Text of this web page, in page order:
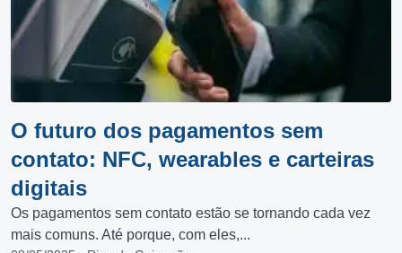
O futuro dos pagamentos sem
contato: NFC, wearables e carteiras
digitais
Os pagamentos sem contato estão se tornando cada vez
mais comuns. Até porque, com eles,...